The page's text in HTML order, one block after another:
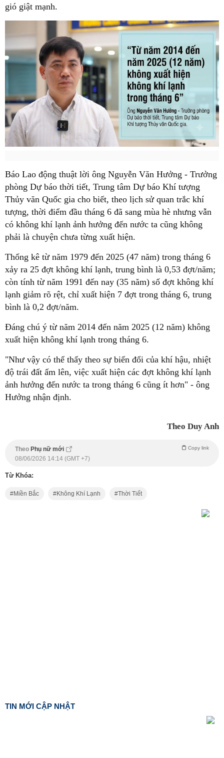
gió giật mạnh.
Báo Lao động thuật lời ông Nguyễn Văn Hưởng - Trưởng
phòng Dự báo thời tiết, Trung tâm Dự báo Khí tượng
Thủy văn Quốc gia cho biết, theo lịch sử quan trắc khí
tượng, thời điểm đầu tháng 6 đã sang mùa hè nhưng vẫn
có không khí lạnh ảnh hưởng đến nước ta cũng không
phải là chuyện chưa từng xuất hiện.
Thống kê từ năm 1979 đến 2025 (47 năm) trong tháng 6
xảy ra 25 đợt không khí lạnh, trung bình là 0,53 đợt/năm;
còn tính từ năm 1991 đến nay (35 năm) số đợt không khí
lạnh giảm rõ rệt, chỉ xuất hiện 7 đợt trong tháng 6, trung
bình là 0,2 đợt/năm.
Đáng chú ý từ năm 2014 đến năm 2025 (12 năm) không
xuất hiện không khí lạnh trong tháng 6.
"Như vậy có thể thấy theo sự biến đổi của khí hậu, nhiệt
độ trái đất ấm lên, việc xuất hiện các đợt không khí lạnh
ảnh hưởng đến nước ta trong tháng 6 cũng ít hơn" - ông
Hưởng nhận định.
Theo Duy Anh
Theo Phụ nữ mới Copy link
08/06/2026 14:14 (GMT +7)
Từ Khóa:
Miền Bắc Không Khí Lạnh Thời Tiết
TIN MỚI CẬP NHẬT